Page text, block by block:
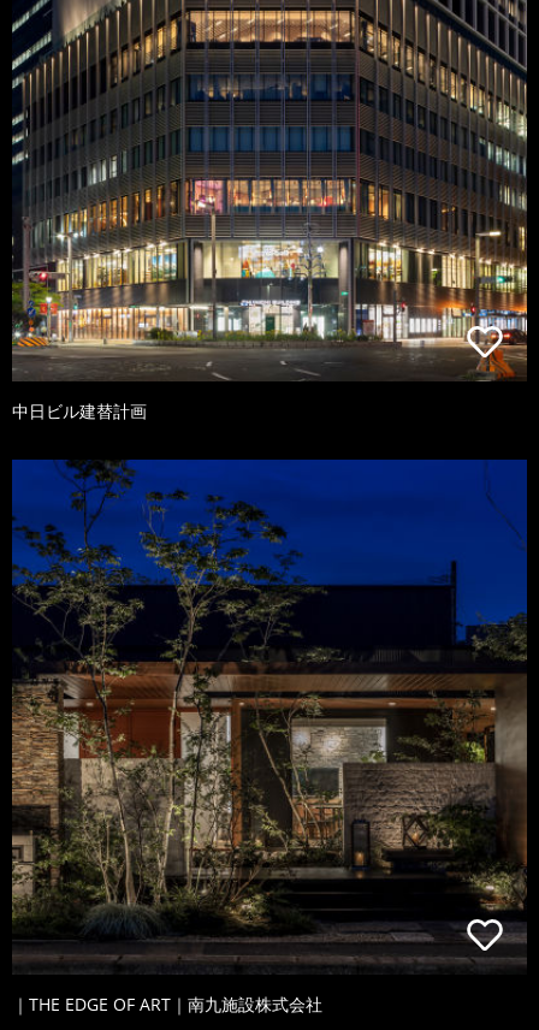
中日ビル建替計画
｜THE EDGE OF ART｜南九施設株式会社